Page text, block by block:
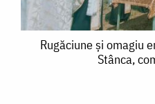
Rugăciune
Rugăciune şi omagiu
Stânca,